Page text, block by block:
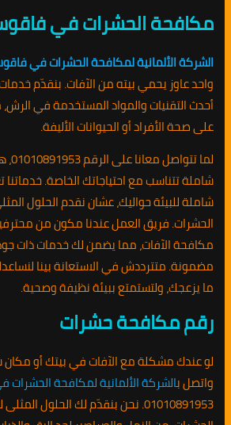
مكافحة الحشرات في
الشركة الألمانية لمكافحة الحشرات في
واحد عاوز يحمي بيته من الآفات. بنقدّم
أحدث التقنيات والمواد المستخدمة في
على صحة الأفراد أو الحيوانات الأليفة.
لما
شاملة تتناسب مع احتياجاتك الخاصة.
شاملة للبيئة حواليك، عشان نقدم الحلول
الحشرات. فريق العمل عندنا مكون من
مكافحة الآفات، مما يضمن لك خدمات ذات
مضمونة. متترددش في الاستعانة بينا
ما يزعجك، ولتستمتع ببيئة نظيفة وصحية.
رقم مكافحة حشرات
لو عندك مشكلة مع الآفات في بيتك أو
واتصل بالشركة الألمانية لمكافحة
01010891953. نحن بنقدّم لك الحلول